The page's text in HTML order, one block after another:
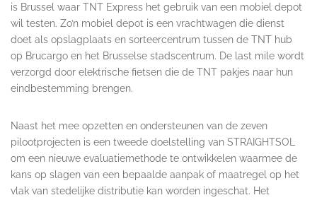
is Brussel waar TNT Express het gebruik van een mobiel depot
wil testen. Zo’n mobiel depot is een vrachtwagen die dienst
doet als opslagplaats en sorteercentrum tussen de TNT hub
op Brucargo en het Brusselse stadscentrum. De last mile wordt
verzorgd door elektrische fietsen die de TNT pakjes naar hun
eindbestemming brengen.
Naast het mee opzetten en ondersteunen van de zeven
pilootprojecten is een tweede doelstelling van STRAIGHTSOL
om een nieuwe evaluatiemethode te ontwikkelen waarmee de
kans op slagen van een bepaalde aanpak of maatregel op het
vlak van stedelijke distributie kan worden ingeschat. Het